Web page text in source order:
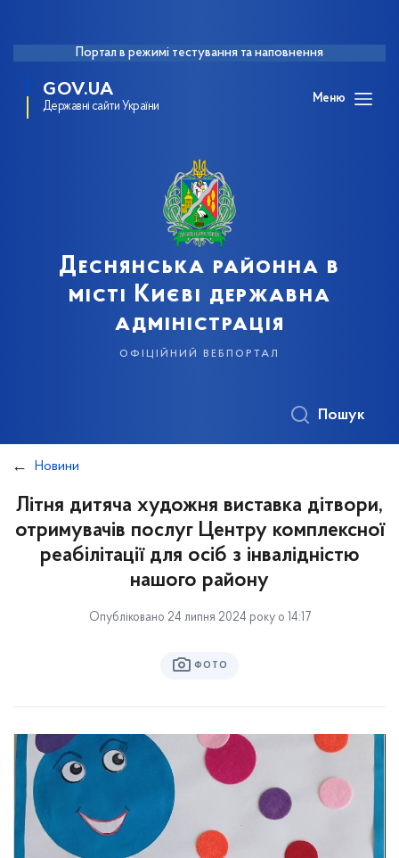
Портал в режимі тестування та наповнення
GOV.UA
Державні сайти України
Меню
Деснянська районна в
місті Києві державна
адміністрація
офіційний вебпортал
Пошук
Новини
Літня дитяча художня виставка дітвори,
отримувачів послуг Центру комплексної
реабілітації для осіб з інвалідністю
нашого району
Опубліковано 24 липня 2024 року о 14:17
ФОТО